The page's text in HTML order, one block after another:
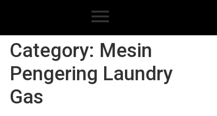
Category: Mesin
Pengering Laundry
Gas